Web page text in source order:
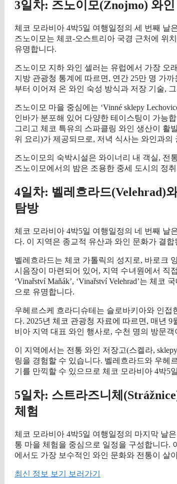
3일차: 즈노이모(Znojmo) 와
체코 모라비아 4박5일 여행일정의 세 번째 날
즈노이모는 체코-오스트리아 국경 근처에 위
유명합니다.
즈노이모 지하 와인 셀러는 유럽에서 가장 오
지방 관광청 통계에 따르면, 연간 25만 명 가
부터 이어져 온 와인 숙성 방식과 저장 기술,
즈노이모 마을 중심에는 ‘Vinné sklepy
인바가 분포해 있어 다양한 테이스팅이 가능
그리고 체코 특유의 스파클링 와인 생산이 활
위 요리)가 제공되므로, 저녁 식사는 와인과
즈노이모의 숙박시설은 와이너리 내 객실, 전
즈노이모에서의 밤은 조용한 중세 도시의 정
4일차: 벨레흐라드(Velehrad)
탐방
체코 모라비아 4박5일 여행일정의 네 번째 날
다. 이 지역은 종교적 유산과 와인 문화가 결
벨레흐라드는 체코 가톨릭의 성지로, 바로크
시음장이 마련되어 있어, 지역 수녀원에서 직
‘Vinařství Maňák’, ‘Vinařství Velehrad’는 체
으로 유명합니다.
우헤르스케 흐라디슈테는 슬로바키아와 인접
다. 2025년 체코 관광청 자료에 따르면, 매년 9
비아 지역 대표 와인 행사로, 수천 명의 방문
이 지역에서는 전통 와인 저장고(스켈라,
링을 경험할 수 있습니다. 벨레흐라드와 우헤
기를 만끽할 수 있으므로 체코 모라비아 4박5
5일차: 스트라즈니체
체험
체코 모라비아 4박5일 여행일정의 마지막 날
통 마을 체험을 중심으로 일정을 구성합니다.
에서도 가장 보수적인 와인 문화와 전통이 살
최신 정보 보기 보러가기